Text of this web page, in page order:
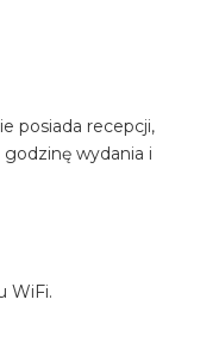
posiada recepcji,
wydania i
WiFi.